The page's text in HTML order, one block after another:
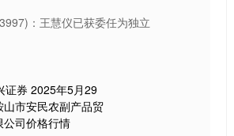
：王慧仪已获委任为独立